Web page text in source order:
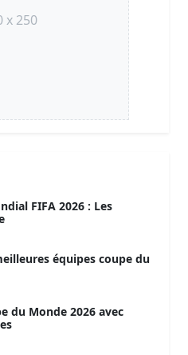
x 250
FIFA 2026 : Les
équipes coupe du
du Monde 2026 avec